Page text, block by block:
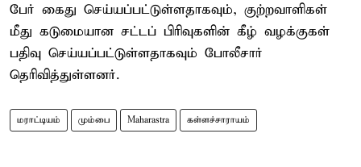
பேர் கைது செய்யப்பட்டுள்ளதாகவும், குற்றவாளிகள்
மீது கடுமையான சட்டப் பிரிவுகளின் கீழ் வழக்குகள்
பதிவு செய்யப்பட்டுள்ளதாகவும் போலீசார்
தெரிவித்துள்ளனர்.
மராட்டியம் மும்பை Maharastra கள்ளச்சாராயம்